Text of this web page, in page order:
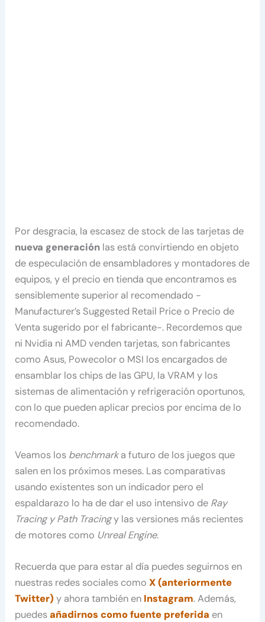
Por desgracia, la escasez de stock de las tarjetas de
nueva generación las está convirtiendo en objeto
de especulación de ensambladores y montadores de
equipos, y el precio en tienda que encontramos es
sensiblemente superior al recomendado -
Manufacturer’s Suggested Retail Price o Precio de
Venta sugerido por el fabricante-. Recordemos que
ni Nvidia ni AMD venden tarjetas, son fabricantes
como Asus, Powecolor o MSI los encargados de
ensamblar los chips de las GPU, la VRAM y los
sistemas de alimentación y refrigeración oportunos,
con lo que pueden aplicar precios por encima de lo
recomendado.
Veamos los benchmarka futuro de los juegos que
salen en los próximos meses. Las comparativas
usando existentes son un indicador pero el
espaldarazo lo ha de dar el uso intensivo de Ray
Tracing y Path Tracingy las versiones más recientes
de motores como Unreal Engine.
Recuerda que para estar al día puedes seguirnos en
nuestras redes sociales comoX (anteriormente
Twitter) y ahora también en Instagram. Además,
puedesañadirnos como fuente preferida en